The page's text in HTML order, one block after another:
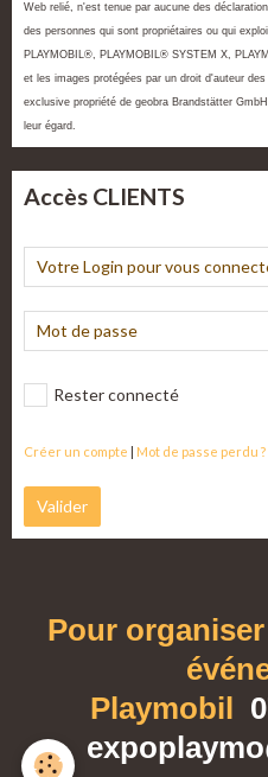
Web relié, n'est tenue par aucune des
des personnes qui sont propriétaires ou qui
PLAYMOBIL®, PLAYMOBIL® SYSTEM X,
et les images protégées par un droit d'auteur
exclusive propriété de geobra Brandstätter
leur égard.
Accès CLIENTS
Rester connecté
Créer un compte | Mot de passe perdu ?
Valider
Pour
Playmobil